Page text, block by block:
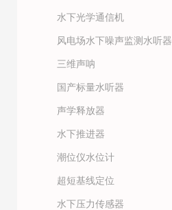
水下光学通信机
风电场水下噪声监测水听器
三维声呐
国产标量水听器
声学释放器
水下推进器
潮位仪水位计
超短基线定位
水下压力传感器